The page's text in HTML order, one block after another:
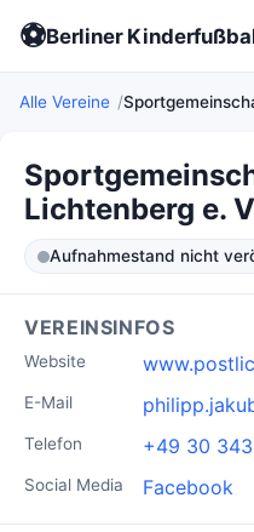
⚽Berliner
Alle Vereine
Lichtenberg e.
Aufnahmestand nicht
VEREINSINFOS
Website
E-Mail
Telefon +49 30
Social Media Facebook